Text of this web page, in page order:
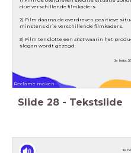
drie verschillende filmkaders.
2) Film daarna de overdreven positieve
minstens drie verschillende filmkaders.
3) Film tenslotte een shotwaarin het
slogan wordt gezegd.
Reclame maken
Je hebt
Slide 28 - Tekstslide
Je